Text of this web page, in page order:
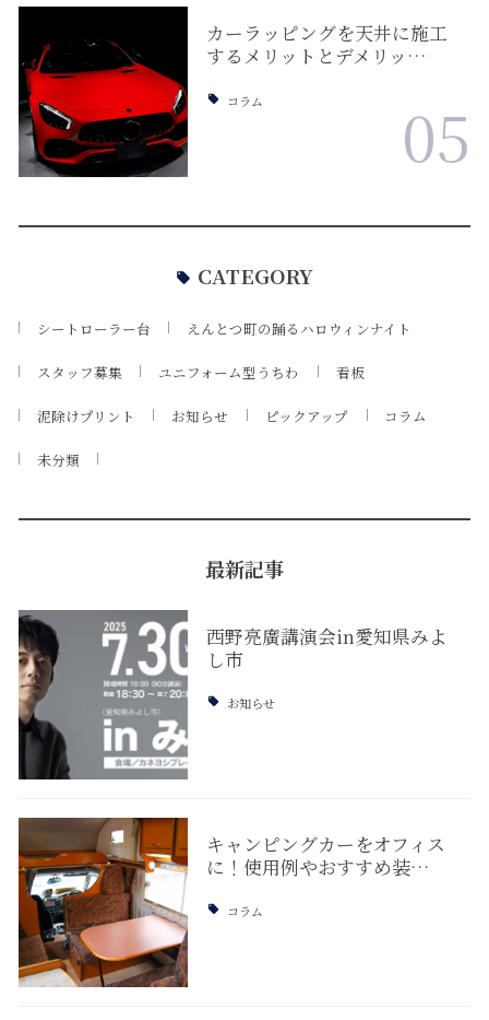
カーラッピングを天井に施工
するメリットとデメリッ…
コラム 05
CATEGORY
シートローラー台 えんとつ町の踊るハロウィンナイト
スタッフ募集 ユニフォーム型うちわ 看板
泥除けプリント お知らせ ピックアップ コラム
未分類
最新記事
西野亮廣講演会in愛知県みよ
し市
お知らせ
キャンピングカーをオフィス
に！使用例やおすすめ装…
コラム